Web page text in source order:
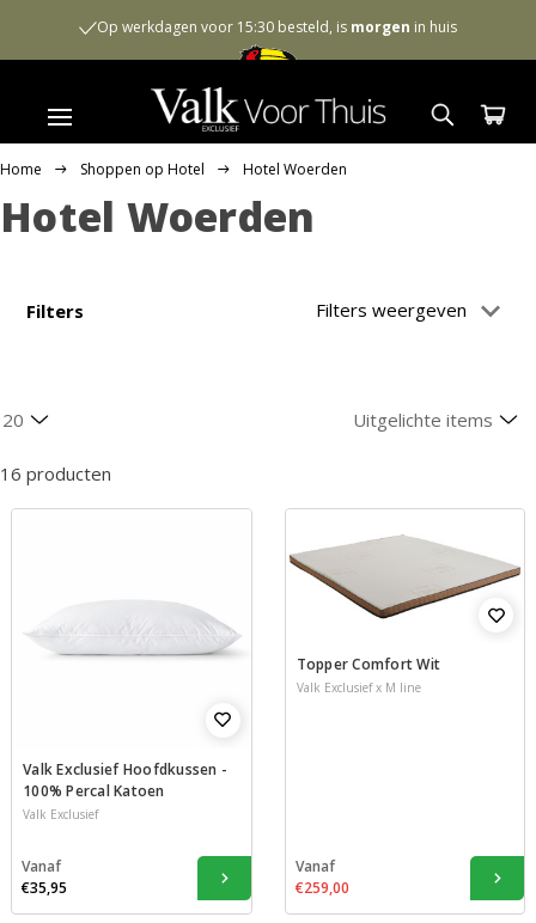
Op werkdagen voor 15:30 besteld, is morgen in huis
Home Shoppen op Hotel Hotel Woerden
Hotel Woerden
16 producten
Filters Filters weergeven
Valk Exclusief Hoofdkussen -
100% Percal Katoen
Valk Exclusief
Vanaf
€35,95
Topper Comfort Wit
Valk Exclusief x M line
Vanaf
€259,00